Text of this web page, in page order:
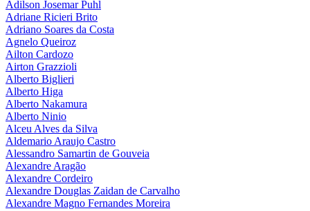
Adilson Josemar Puhl
Adriane Ricieri Brito
Adriano Soares da Costa
Agnelo Queiroz
Ailton Cardozo
Airton Grazzioli
Alberto Biglieri
Alberto Higa
Alberto Nakamura
Alberto Ninio
Alceu Alves da Silva
Aldemario Araujo Castro
Alessandro Samartin de Gouveia
Alexandre Aragão
Alexandre Cordeiro
Alexandre Douglas Zaidan de Carvalho
Alexandre Magno Fernandes Moreira